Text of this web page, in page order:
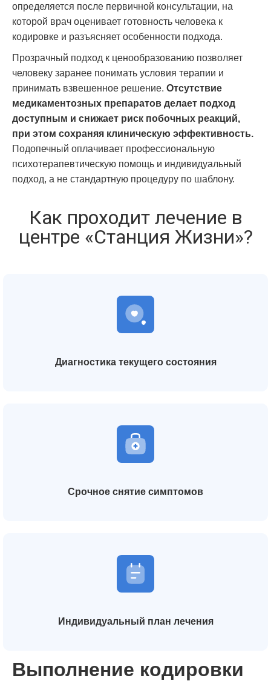
определяется после первичной консультации, на
которой врач оценивает готовность человека к
кодировке и разъясняет особенности подхода.
Прозрачный подход к ценообразованию позволяет
человеку заранее понимать условия терапии и
принимать взвешенное решение. Отсутствие
медикаментозных препаратов делает подход
доступным и снижает риск побочных реакций,
при этом сохраняя клиническую эффективность.
Подопечный оплачивает профессиональную
психотерапевтическую помощь и индивидуальный
подход, а не стандартную процедуру по шаблону.
Как проходит лечение в
центре «Станция Жизни»?
Диагностика текущего состояния
Срочное снятие симптомов
Индивидуальный план лечения
Выполнение кодировки